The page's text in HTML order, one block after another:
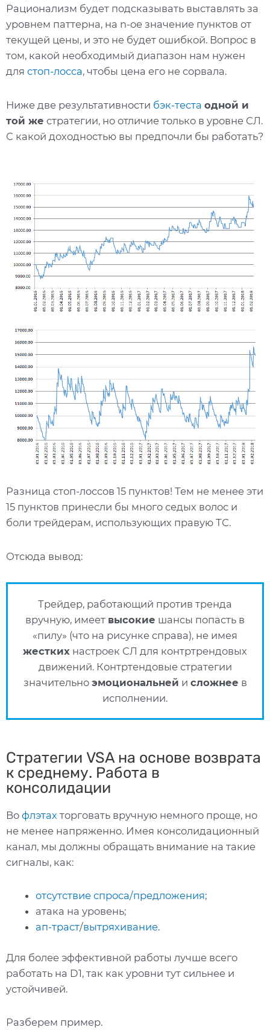
Рационализм будет подсказывать выставлять за
уровнем паттерна, на n-ое значение пунктов от
текущей цены, и это не будет ошибкой. Вопрос в
том, какой необходимый диапазон нам нужен
для стоп-лосса, чтобы цена его не сорвала.
Ниже две результативности бэк-теста одной и
той же стратегии, но отличие только в уровне СЛ.
С какой доходностью вы предпочли бы работать?
Разница стоп-лоссов 15 пунктов! Тем не менее эти
15 пунктов принесли бы много седых волос и
боли трейдерам, использующих правую ТС.
Отсюда вывод:
Трейдер, работающий против тренда
вручную, имеет высокие шансы попасть в
«пилу» (что на рисунке справа), не имея
жестких настроек СЛ для контртрендовых
движений. Контртендовые стратегии
значительно эмоциональней и сложнее в
исполнении.
Стратегии VSA на основе возврата
к среднему. Работа в
консолидации
Во флэтах торговать вручную немного проще, но
не менее напряженно. Имея консолидационный
канал, мы должны обращать внимание на такие
сигналы, как:
отсутствие спроса/предложения;
атака на уровень;
ап-траст/вытряхивание.
Для более эффективной работы лучше всего
работать на D1, так как уровни тут сильнее и
устойчивей.
Разберем пример.